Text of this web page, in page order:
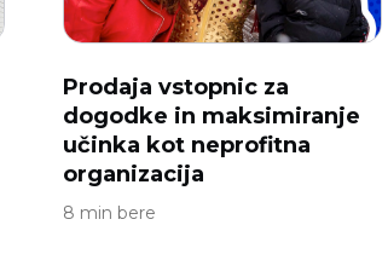
Prodaja vstopnic za
dogodke in maksimiranje
učinka kot neprofitna
organizacija
8 min bere